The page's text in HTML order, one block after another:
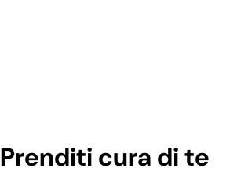
Prenditi cura di te